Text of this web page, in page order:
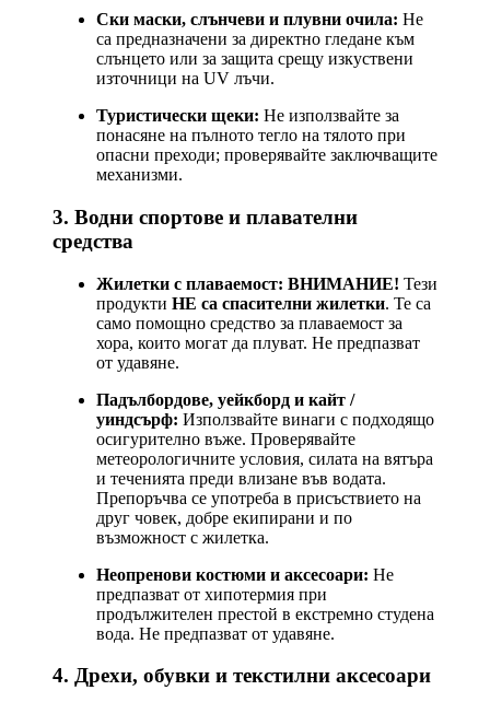
Ски маски, слънчеви и плувни очила: Не
са предназначени за директно гледане към
слънцето или за защита срещу изкуствени
източници на UV лъчи.
Туристически щеки: Не използвайте за
понасяне на пълното тегло на тялото при
опасни преходи; проверявайте заключващите
механизми.
3. Водни спортове и плавателни
средства
Жилетки с плаваемост: ВНИМАНИЕ! Тези
продукти НЕ са спасителни жилетки. Те са
само помощно средство за плаваемост за
хора, които могат да плуват. Не предпазват
от удавяне.
Падълбордове, уейкборд и кайт /
уиндсърф: Използвайте винаги с подходящо
осигурително въже. Проверявайте
метеорологичните условия, силата на вятъра
и теченията преди влизане във водата.
Препоръчва се употреба в присъствието на
друг човек, добре екипирани и по
възможност с жилетка.
Неопренови костюми и аксесоари: Не
предпазват от хипотермия при
продължителен престой в екстремно студена
вода. Не предпазват от удавяне.
4. Дрехи, обувки и текстилни аксесоари